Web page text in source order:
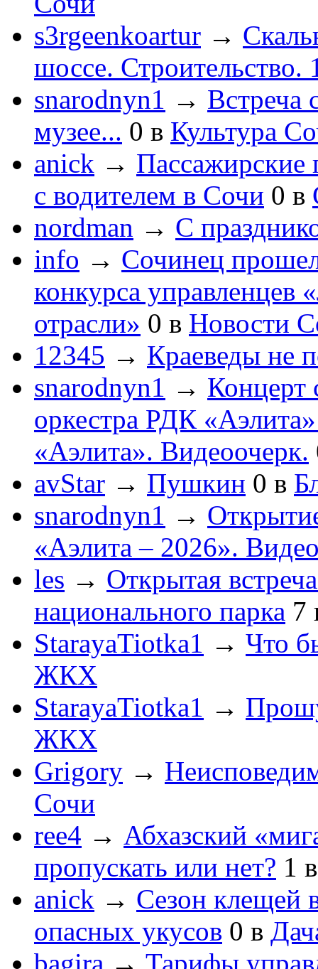
s3rgeenkoartur →
шоссе. Строительство.
snarodnyn1 → Встреча
музее... 0 в Культура
anick → Пассажирские
с водителем в Сочи 0 в
nordman → С
info → Сочинец
конкурса управленцев
отрасли» 0 в Новости
12345 → Краеведы не
snarodnyn1 → Концерт
оркестра РДК
«Аэлита». Видеоочерк.
avStar → Пушкин 0 в
snarodnyn1 →
«Аэлита – 2026».
les → Открытая
национального парка 7
StarayaTiotka1 → Что
ЖКХ
StarayaTiotka1 →
ЖКХ
Grigory →
Сочи
ree4 → Абхазский
пропускать или нет? 1
anick → Сезон клещей
опасных укусов 0 в